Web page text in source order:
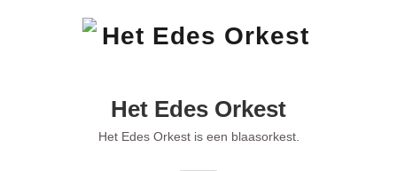
Het Edes Orkest
Het Edes Orkest is een blaasorkest.